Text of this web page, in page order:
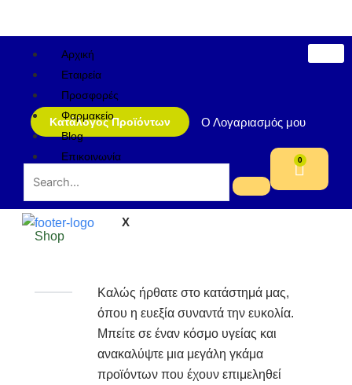
περιεχόμενοΑρχική
Εταιρεία
Προσφορές
Φαρμακείο
Blog
Επικοινωνία
X
Κατάλογος Προϊόντων Ο Λογαριασμός μου
0
Cart
Shop
Καλώς ήρθατε στο κατάστημά μας,
όπου η ευεξία συναντά την ευκολία.
Μπείτε σε έναν κόσμο υγείας και
ανακαλύψτε μια μεγάλη γκάμα
προϊόντων που έχουν επιμεληθεί